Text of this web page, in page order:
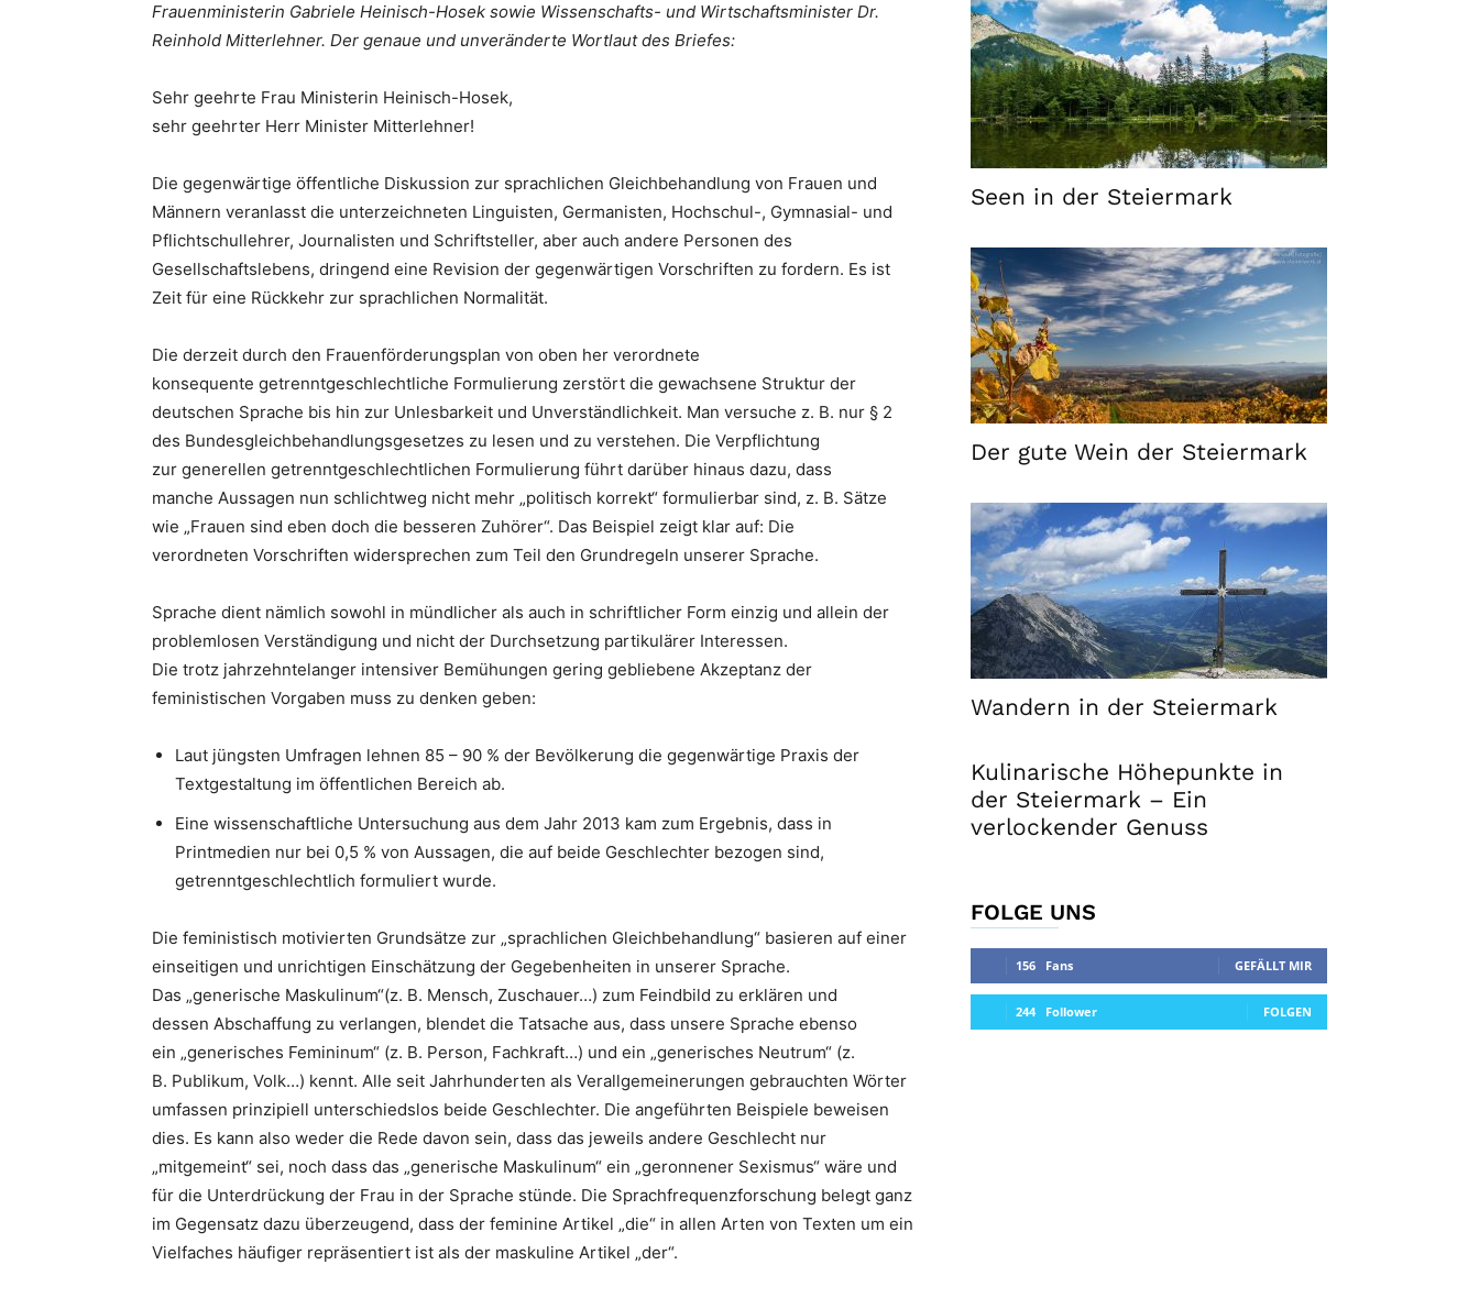
Frauenministerin Gabriele Heinisch-Hosek sowie Wissenschafts- und Wirtschaftsminister Dr.
Reinhold Mitterlehner. Der genaue und unveränderte Wortlaut des Briefes:
Sehr geehrte Frau Ministerin Heinisch-Hosek,
sehr geehrter Herr Minister Mitterlehner!
Die gegenwärtige öffentliche Diskussion zur sprachlichen Gleichbehandlung von Frauen und
Männern veranlasst die unterzeichneten Linguisten, Germanisten, Hochschul-, Gymnasial- und
Pflichtschullehrer, Journalisten und Schriftsteller, aber auch andere Personen des
Gesellschaftslebens, dringend eine Revision der gegenwärtigen Vorschriften zu fordern. Es ist
Zeit für eine Rückkehr zur sprachlichen Normalität.
Die derzeit durch den Frauenförderungsplan von oben her verordnete
konsequente getrenntgeschlechtliche Formulierung zerstört die gewachsene Struktur der
deutschen Sprache bis hin zur Unlesbarkeit und Unverständlichkeit. Man versuche z. B. nur § 2
des Bundesgleichbehandlungsgesetzes zu lesen und zu verstehen. Die Verpflichtung
zur generellen getrenntgeschlechtlichen Formulierung führt darüber hinaus dazu, dass
manche Aussagen nun schlichtweg nicht mehr „politisch korrekt“ formulierbar sind, z. B. Sätze
wie „Frauen sind eben doch die besseren Zuhörer“. Das Beispiel zeigt klar auf: Die
verordneten Vorschriften widersprechen zum Teil den Grundregeln unserer Sprache.
Sprache dient nämlich sowohl in mündlicher als auch in schriftlicher Form einzig und allein der
problemlosen Verständigung und nicht der Durchsetzung partikulärer Interessen.
Die trotz jahrzehntelanger intensiver Bemühungen gering gebliebene Akzeptanz der
feministischen Vorgaben muss zu denken geben:
Laut jüngsten Umfragen lehnen 85 – 90 % der Bevölkerung die gegenwärtige Praxis der
Textgestaltung im öffentlichen Bereich ab.
Eine wissenschaftliche Untersuchung aus dem Jahr 2013 kam zum Ergebnis, dass in
Printmedien nur bei 0,5 % von Aussagen, die auf beide Geschlechter bezogen sind,
getrenntgeschlechtlich formuliert wurde.
Die feministisch motivierten Grundsätze zur „sprachlichen Gleichbehandlung“ basieren auf einer
einseitigen und unrichtigen Einschätzung der Gegebenheiten in unserer Sprache.
Das „generische Maskulinum“(z. B. Mensch, Zuschauer…) zum Feindbild zu erklären und
dessen Abschaffung zu verlangen, blendet die Tatsache aus, dass unsere Sprache ebenso
ein „generisches Femininum“ (z. B. Person, Fachkraft…) und ein „generisches Neutrum“ (z.
B. Publikum, Volk…) kennt. Alle seit Jahrhunderten als Verallgemeinerungen gebrauchten Wörter
umfassen prinzipiell unterschiedslos beide Geschlechter. Die angeführten Beispiele beweisen
dies. Es kann also weder die Rede davon sein, dass das jeweils andere Geschlecht nur
„mitgemeint“ sei, noch dass das „generische Maskulinum“ ein „geronnener Sexismus“ wäre und
für die Unterdrückung der Frau in der Sprache stünde. Die Sprachfrequenzforschung belegt ganz
im Gegensatz dazu überzeugend, dass der feminine Artikel „die“ in allen Arten von Texten um ein
Vielfaches häufiger repräsentiert ist als der maskuline Artikel „der“.
Seen in der Steiermark
Der gute Wein der Steiermark
Wandern in der Steiermark
Kulinarische Höhepunkte in
der Steiermark – Ein
verlockender Genuss
FOLGE UNS
156 Fans GEFÄLLT MIR
244 Follower FOLGEN